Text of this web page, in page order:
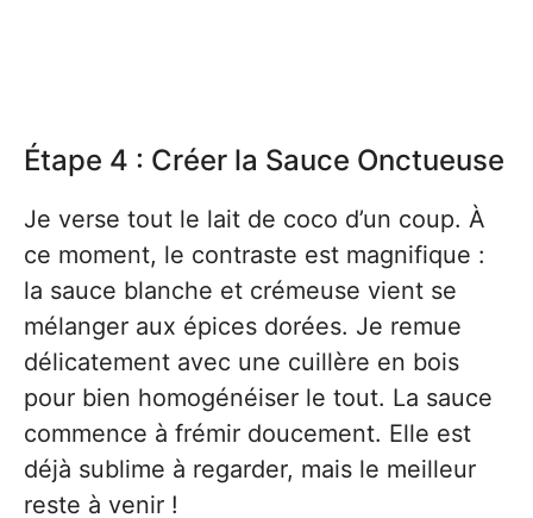
Étape 4 : Créer la Sauce Onctueuse
Je verse tout le lait de coco d’un coup. À
ce moment, le contraste est magnifique :
la sauce blanche et crémeuse vient se
mélanger aux épices dorées. Je remue
délicatement avec une cuillère en bois
pour bien homogénéiser le tout. La sauce
commence à frémir doucement. Elle est
déjà sublime à regarder, mais le meilleur
reste à venir !